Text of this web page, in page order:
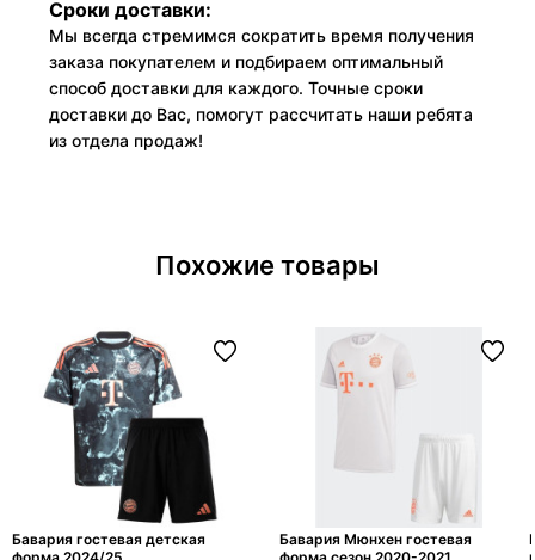
Сроки доставки:
Мы всегда стремимся сократить время получения
заказа покупателем и подбираем оптимальный
способ доставки для каждого. Точные сроки
доставки до Вас, помогут рассчитать наши ребята
из отдела продаж!
Похожие товары
Бавария гостевая детская
Бавария Мюнхен гостевая